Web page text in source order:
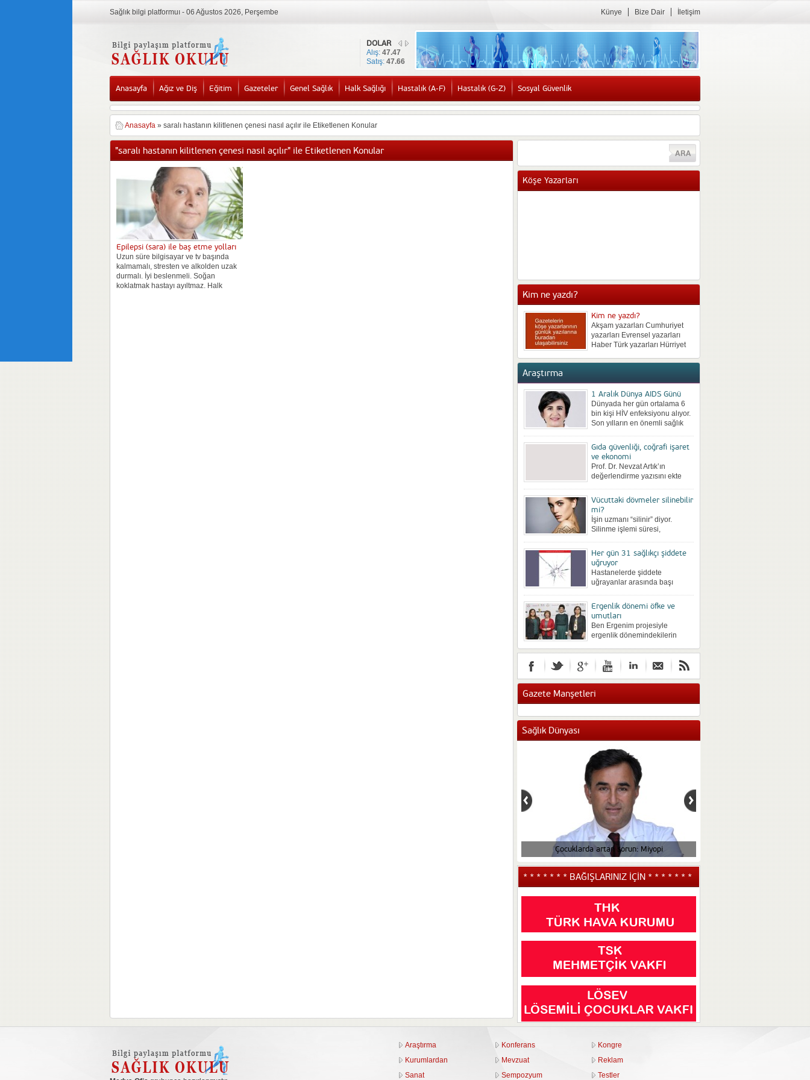
Sağlık bilgi platformuı - 06 Ağustos 2026, Perşembe Künye Bize Dair İletişim
DOLAR
Alış: 47.47
Satış: 47.66
Anasayfa Ağız ve Diş Eğitim Gazeteler Genel Sağlık Halk Sağlığı Hastalık (A-F) Hastalık (G-Z) Sosyal Güvenlik
Anasayfa » saralı hastanın kilitlenen çenesi nasıl açılır ile Etiketlenen Konular
"saralı hastanın kilitlenen çenesi nasıl açılır" ile Etiketlenen Konular
Epilepsi (sara) ile baş etme yolları
Uzun süre bilgisayar ve tv başında
kalmamalı, stresten ve alkolden uzak
durmalı. İyi beslenmeli. Soğan
koklatmak hastayı ayıltmaz. Halk
Köşe Yazarları
iki katı kilo alan birçok...
Kim ne yazdı?
Kim ne yazdı?
Akşam yazarları Cumhuriyet
yazarları Evrensel yazarları
Haber Türk yazarları Hürriyet
Posta yazarları Radikal
Sözcü yazarları Star yazarları
Takvim yazarları Türkiye
yazarları Vatan yazarları Yeni
Asya yazarları Yeni Çağ
yazarları Yeni Şafak...
Araştırma
1 Aralık Dünya AIDS Günü
Dünyada her gün ortalama 6
bin kişi HİV enfeksiyonu alıyor.
Son yılların en önemli sağlık
kontrol altına...
Gıda güvenliği, coğrafi işaret
ve ekonomi
Prof. Dr. Nevzat Artık’ın
değerlendirme yazısını ekte
Ürünler Zirvesi 28-29 Nisan
2017 tarihinde Ankara’da
yapıldı.ATO’nun Ankara Ticaret
Odası...
Vücuttaki dövmeler silinebilir
mi?
İşin uzmanı “silinir” diyor.
Silinme işlemi süresi,
önce farklı yöntemlerle
silinmek istenip istenmediğine
göre değişebiliyor. Büyük bir
hevesli...
Her gün 31 sağlıkçı şiddete
uğruyor
Hastanelerde şiddete
uğrayanlar arasında başı
sırasıyla hemşireler, idari
personel ve güvenlik personeli
geliyor. Sözlü şiddet en sık...
Ergenlik dönemi öfke ve
umutları
Ben Ergenim projesiyle
ergenlik dönemindekilerin
araştırıldı. Yaş arttıkça şiddet
eğilimi de artıyor. Kızlar
gelecekten umutsuz. Ergenlik
döneminin...
Gazete Manşetleri
Sağlık Dünyası
Çocuklarda artan sorun: Miyopi Çocuğunuzun tiki
* * * * * * * BAĞIŞLARINIZ İÇİN * * * * * * *
Araştırma Konferans
Kongre
Kurumlardan
Mevzuat
Reklam
Sanat
Sempozyum Testler